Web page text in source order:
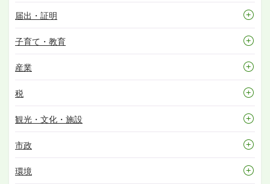
届出・証明
子育て・教育
産業
税
観光・文化・施設
市政
環境